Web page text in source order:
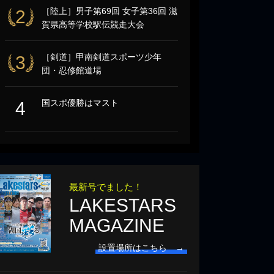
2
［陸上］男子第69回 女子第36回 滋
賀県高等学校駅伝競走大会
3
［剣道］甲南剣道スポーツ少年
団・忍修館道場
4 国スポ優勝はマスト
最新号でました！
LAKESTARS
MAGAZINE
設置場所はこちら →